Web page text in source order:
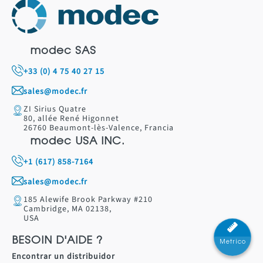
modec SAS
+33 (0) 4 75 40 27 15
sales@modec.fr
ZI Sirius Quatre
80, allée René Higonnet
26760 Beaumont-lès-Valence, Francia
modec USA INC.
+1 (617) 858-7164
sales@modec.fr
185 Alewife Brook Parkway #210
Cambridge, MA 02138,
USA
BESOIN D'AIDE ?
Encontrar un distribuidor
Metrico